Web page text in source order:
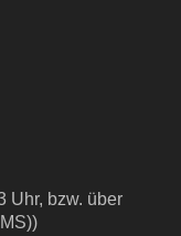
Uhr, bzw. über